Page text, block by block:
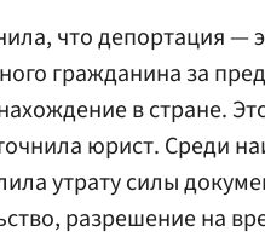
что депортация —
гражданина за
в стране.
юрист. Среди
утрату силы
разрешение на